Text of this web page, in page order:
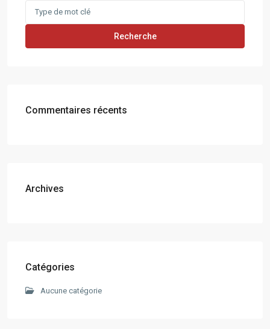
Recherche
Commentaires récents
Archives
Catégories
Aucune catégorie